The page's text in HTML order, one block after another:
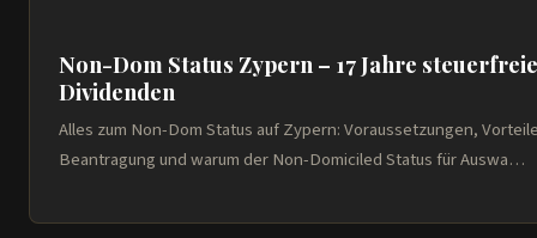
Non-Dom Status Zypern – 17 Jahre steuerfreie
Dividenden
Alles zum Non-Dom Status auf Zypern: Voraussetzungen,
Beantragung und warum der Non-Domiciled Status für Auswa…